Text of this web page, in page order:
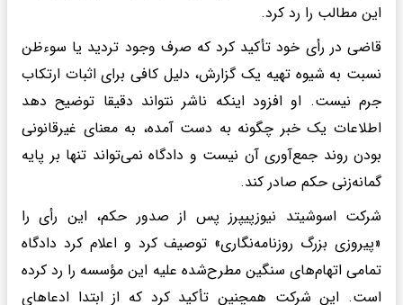
این مطالب را رد کرد.
قاضی در رأی خود تأکید کرد که صرف وجود تردید یا سوءظن
نسبت به شیوه تهیه یک گزارش، دلیل کافی برای اثبات ارتکاب
جرم نیست. او افزود اینکه ناشر نتواند دقیقا توضیح دهد
اطلاعات یک خبر چگونه به دست آمده، به معنای غیرقانونی
بودن روند جمع‌آوری آن نیست و دادگاه نمی‌تواند تنها بر پایه
گمانه‌زنی حکم صادر کند.
شرکت اسوشیتد نیوزپیپرز پس از صدور حکم، این رأی را
«پیروزی بزرگ روزنامه‌نگاری» توصیف کرد و اعلام کرد دادگاه
تمامی اتهام‌های سنگین مطرح‌شده علیه این مؤسسه را رد کرده
است. این شرکت همچنین تأکید کرد که از ابتدا ادعاهای